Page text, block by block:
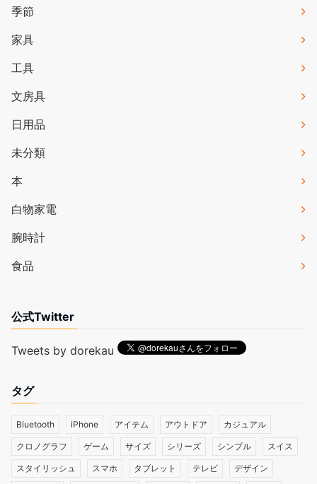
季節
家具
工具
文房具
日用品
未分類
本
白物家電
腕時計
食品
公式Twitter
Tweets by dorekau
タグ
Bluetooth iPhone アイテム アウトドア カジュアル
クロノグラフ ゲーム サイズ シリーズ シンプル スイス
スタイリッシュ スマホ タブレット テレビ デザイン